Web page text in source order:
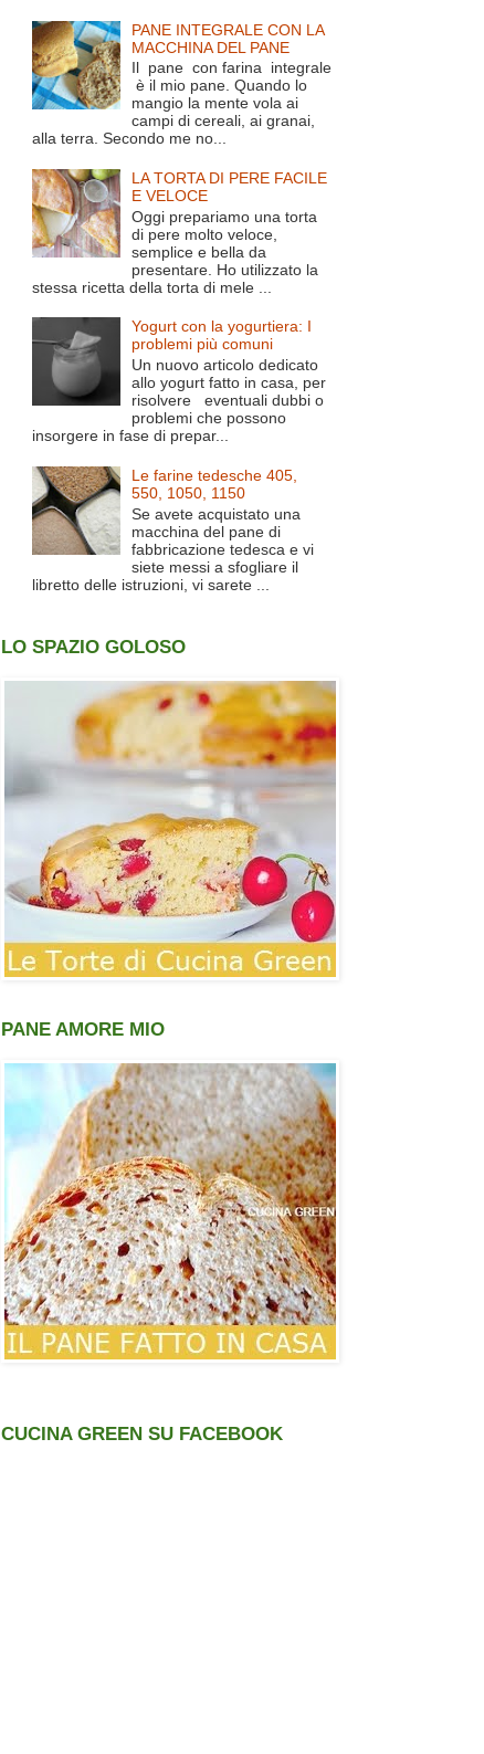
PANE INTEGRALE CON LA
MACCHINA DEL PANE
Il pane con farina integrale
è il mio pane. Quando lo
mangio la mente vola ai
campi di cereali, ai granai,
alla terra. Secondo me no...
LA TORTA DI PERE FACILE
E VELOCE
Oggi prepariamo una torta
di pere molto veloce,
semplice e bella da
presentare. Ho utilizzato la
stessa ricetta della torta di mele ...
Yogurt con la yogurtiera: I
problemi più comuni
Un nuovo articolo dedicato
allo yogurt fatto in casa, per
risolvere eventuali dubbi o
problemi che possono
insorgere in fase di prepar...
Le farine tedesche 405,
550, 1050, 1150
Se avete acquistato una
macchina del pane di
fabbricazione tedesca e vi
siete messi a sfogliare il
libretto delle istruzioni, vi sarete ...
LO SPAZIO GOLOSO
PANE AMORE MIO
CUCINA GREEN SU FACEBOOK